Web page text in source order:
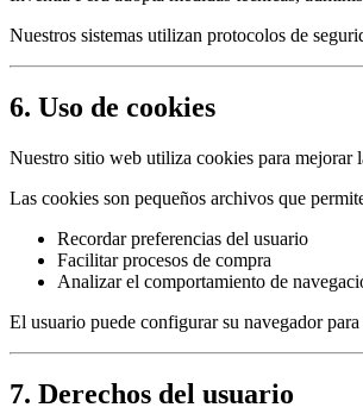
Nuestros sistemas utilizan protocolos de
6. Uso de cookies
Nuestro sitio web utiliza cookies para mejorar
Las cookies son pequeños archivos que
Recordar preferencias del usuario
Facilitar procesos de compra
Analizar el comportamiento de
El usuario puede configurar su navegador
7. Derechos del usuario